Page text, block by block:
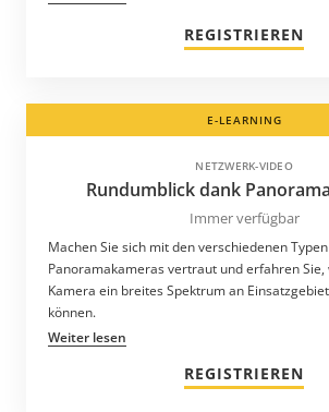
REGISTRIEREN
E-LEARNING
NETZWERK-VIDEO
Rundumblick dank
Immer verfügbar
Machen Sie sich mit den verschiedenen
Panoramakameras vertraut und erfahren
Kamera ein breites Spektrum an
können.
Weiter lesen
REGISTRIEREN